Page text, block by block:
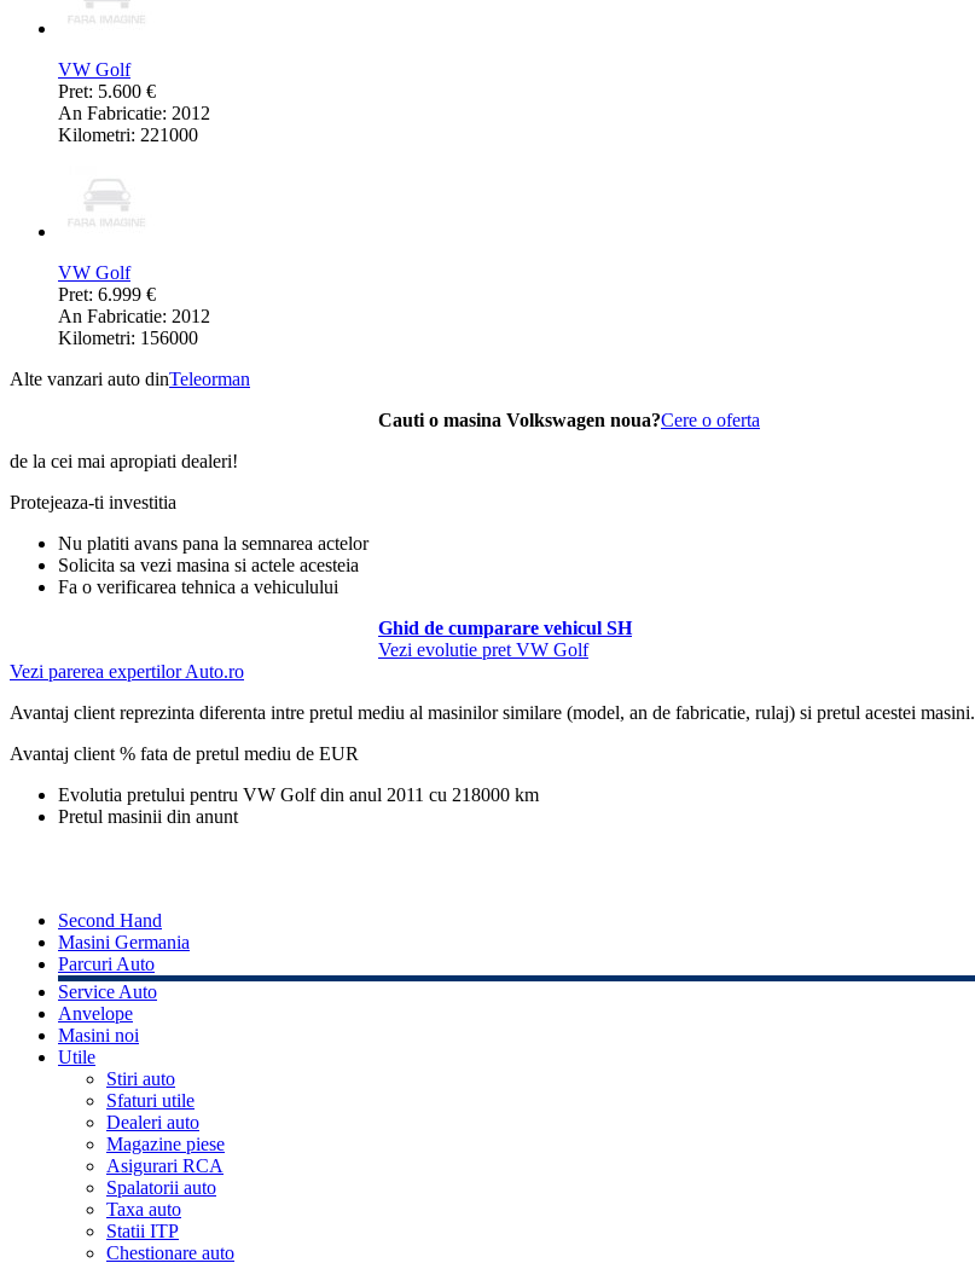
VW Golf
Pret: 5.600 €
An Fabricatie: 2012
Kilometri: 221000
VW Golf
Pret: 6.999 €
An Fabricatie: 2012
Kilometri: 156000
Alte vanzari auto dinTeleorman
Cauti o masina Volkswagen noua?Cere o oferta
de la cei mai apropiati dealeri!
Protejeaza-ti investitia
Nu platiti avans pana la semnarea actelor
Solicita sa vezi masina si actele acesteia
Fa o verificarea tehnica a vehiculului
Ghid de cumparare vehicul SH
Vezi evolutie pret VW Golf
Vezi parerea expertilor Auto.ro
Avantaj client reprezinta diferenta intre pretul mediu al masinilor similare (model, an de fabricatie, rulaj) si pretul acestei masini.
Avantaj client % fata de pretul mediu de EUR
Evolutia pretului pentru VW Golf din anul 2011 cu 218000 km
Pretul masinii din anunt
Second Hand
Masini Germania
Parcuri Auto
Service Auto
Anvelope
Masini noi
Utile
Stiri auto
Sfaturi utile
Dealeri auto
Magazine piese
Asigurari RCA
Spalatorii auto
Taxa auto
Statii ITP
Chestionare auto